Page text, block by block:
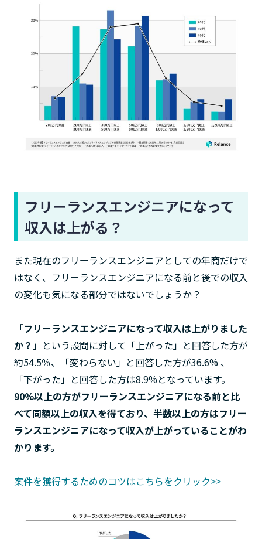
フリーランスエンジニアになって
収入は上がる？
また現在のフリーランスエンジニアとしての年商だけで
はなく、フリーランスエンジニアになる前と後での収入
の変化も気になる部分ではないでしょうか？
「フリーランスエンジニアになって収入は上がりました
か？」 という設問に対して「上がった」と回答した方が
約54.5％、「変わらない」と回答した方が36.6% 、
「下がった」と回答した方は8.9%となっています。
90%以上の方がフリーランスエンジニアになる前と比
べて同額以上の収入を得ており、半数以上の方はフリー
ランスエンジニアになって収入が上がっていることがわ
かります。
案件を獲得するためのコツはこちらをクリック>>